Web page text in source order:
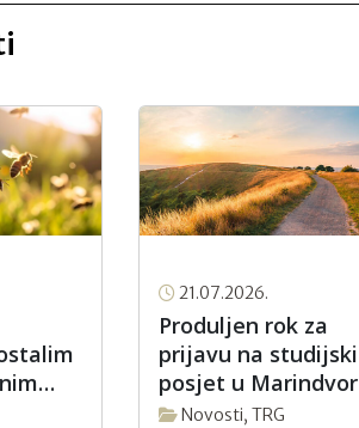
21.07.2026.
Produljen rok za
prijavu na studijski
posjet u Marindvor
Novosti, TRG